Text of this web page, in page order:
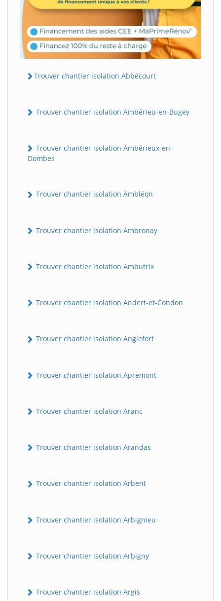
Trouver chantier isolation Abbécourt
Trouver chantier isolation Ambérieu-en-Bugey
Trouver chantier isolation Ambérieux-en-
Dombes
Trouver chantier isolation Ambléon
Trouver chantier isolation Ambronay
Trouver chantier isolation Ambutrix
Trouver chantier isolation Andert-et-Condon
Trouver chantier isolation Anglefort
Trouver chantier isolation Apremont
Trouver chantier isolation Aranc
Trouver chantier isolation Arandas
Trouver chantier isolation Arbent
Trouver chantier isolation Arbignieu
Trouver chantier isolation Arbigny
Trouver chantier isolation Argis